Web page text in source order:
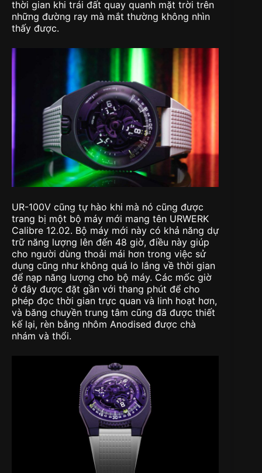
thời gian khi trái đất quay quanh mặt trời trên
những đường ray mà mắt thường không nhìn
thấy được.
UR-100V cũng tự hào khi mà nó cũng được
trang bị một bộ máy mới mang tên URWERK
Calibre 12.02. Bộ máy mới này có khả năng dự
trữ năng lượng lên đến 48 giờ, điều này giúp
cho người dùng thoải mái hơn trong việc sử
dụng cũng như không quá lo lắng về thời gian
để nạp năng lượng cho bộ máy. Các mốc giờ
ở đây được đặt gần với thang phút để cho
phép đọc thời gian trực quan và linh hoạt hơn,
và băng chuyền trung tâm cũng đã được thiết
kế lại, rèn bằng nhôm Anodised được chà
nhám và thổi.